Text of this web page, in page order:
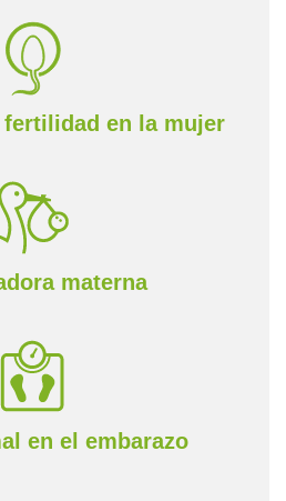
fertilidad en la mujer
materna
en el embarazo